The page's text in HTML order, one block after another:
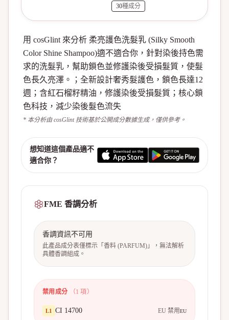
30種成分
用 cosGlint 來分析 柔亮護色洗髮乳 (Silky Smooth
Color Shine Shampoo)適不適合你，針對染後持色需
求的洗髮乳，幫助鎖色並修護染後受損髮質，使髮
色長久亮澤。；全新設計奢秀髮護色，鎖色長達12
週；含紅石榴籽精油，修護染後受損髮質；核心鎖
色科技，減少染後髮色流失
* 本分析由 cosGlint 技術基於公開成分數據生成，僅供參考。
想知道這個產品適不
適合你？
FME 香調分析
香調資訊不可用
此產品成分表僅標示「香料 (PARFUM)」，無法解析
具體香調組成。
禁用成分 （1 項）
L1 CI 14700 EU 禁用EU